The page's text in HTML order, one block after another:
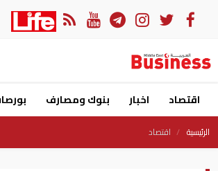
اقتصاد اخبار بنوك ومصارف
الرئيسية اقتصاد